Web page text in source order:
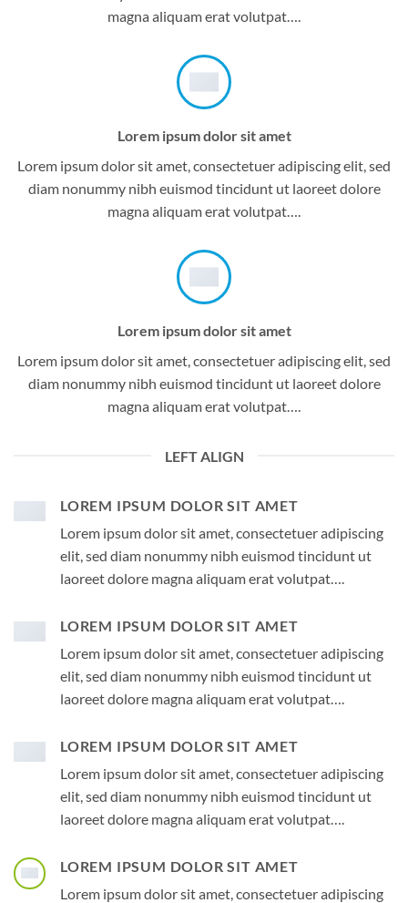
magna aliquam erat volutpat….
Lorem ipsum dolor sit amet
Lorem ipsum dolor sit amet, consectetuer adipiscing elit, sed
diam nonummy nibh euismod tincidunt ut laoreet dolore
magna aliquam erat volutpat….
Lorem ipsum dolor sit amet
Lorem ipsum dolor sit amet, consectetuer adipiscing elit, sed
diam nonummy nibh euismod tincidunt ut laoreet dolore
magna aliquam erat volutpat….
LEFT ALIGN
LOREM IPSUM DOLOR SIT AMET
Lorem ipsum dolor sit amet, consectetuer adipiscing
elit, sed diam nonummy nibh euismod tincidunt ut
laoreet dolore magna aliquam erat volutpat….
LOREM IPSUM DOLOR SIT AMET
Lorem ipsum dolor sit amet, consectetuer adipiscing
elit, sed diam nonummy nibh euismod tincidunt ut
laoreet dolore magna aliquam erat volutpat….
LOREM IPSUM DOLOR SIT AMET
Lorem ipsum dolor sit amet, consectetuer adipiscing
elit, sed diam nonummy nibh euismod tincidunt ut
laoreet dolore magna aliquam erat volutpat….
LOREM IPSUM DOLOR SIT AMET
Lorem ipsum dolor sit amet, consectetuer adipiscing